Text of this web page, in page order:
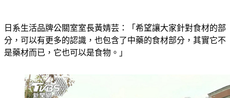
日系生活品牌公關室室長黃婧芸：「希望讓大家針對食材的部
分，可以有更多的認識，也包含了中藥的食材部分，其實它不
是藥材而已，它也可以是食物。」